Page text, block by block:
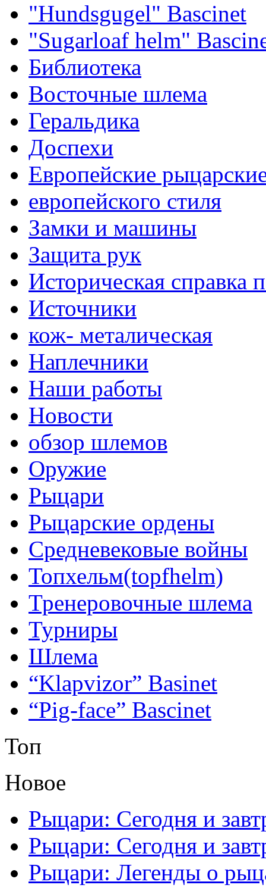
"Hundsgugel" Bascinet
"Sugarloaf helm"
Библиотека
Восточные шлема
Геральдика
Доспехи
Европейские
европейского стиля
Замки и машины
Защита рук
Историческая справка
Источники
кож- металическая
Наплечники
Наши работы
Новости
обзор шлемов
Оружие
Рыцари
Рыцарские ордены
Средневековые войны
Топхельм(topfhelm)
Тренеровочные шлема
Турниры
Шлема
“Klapvizor” Basinet
“Pig-face” Bascinet
Топ
Новое
Рыцари: Сегодня и
Рыцари: Сегодня и
Рыцари: Легенды о